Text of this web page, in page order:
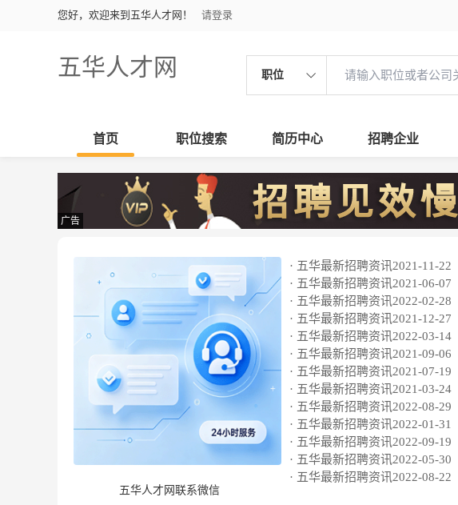
您好，欢迎来到五华人才网！ 请登录
五华人才网 职位
首页 职位搜索 简历中心 招聘企业
广告
五华人才网联系微信
· 五华最新招聘资讯2021-11-22
· 五华最新招聘资讯2021-06-07
· 五华最新招聘资讯2022-02-28
· 五华最新招聘资讯2021-12-27
· 五华最新招聘资讯2022-03-14
· 五华最新招聘资讯2021-09-06
· 五华最新招聘资讯2021-07-19
· 五华最新招聘资讯2021-03-24
· 五华最新招聘资讯2022-08-29
· 五华最新招聘资讯2022-01-31
· 五华最新招聘资讯2022-09-19
· 五华最新招聘资讯2022-05-30
· 五华最新招聘资讯2022-08-22